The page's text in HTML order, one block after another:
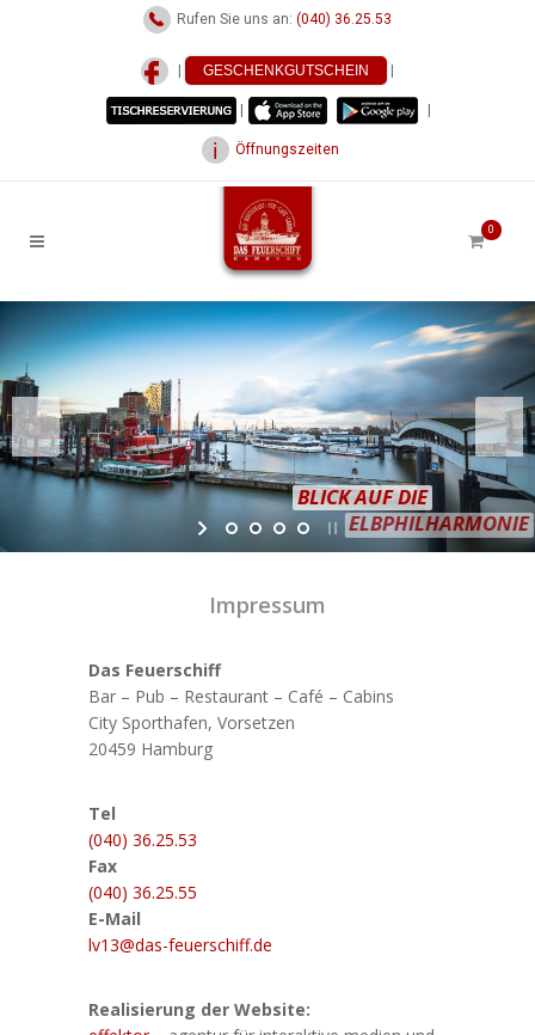
Rufen Sie uns an: (040) 36.25.53
GESCHENKGUTSCHEIN
Öffnungszeiten
0
BLICK AUF DIE
ELBPHILHARMONIE
Impressum
Das Feuerschiff
Bar – Pub – Restaurant – Café – Cabins
City Sporthafen, Vorsetzen
20459 Hamburg
Tel
(040) 36.25.53
Fax
(040) 36.25.55
E-Mail
lv13@das-feuerschiff.de
Realisierung der Website: